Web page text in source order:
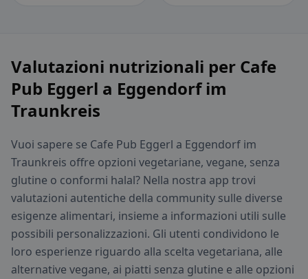
Valutazioni nutrizionali per Cafe
Pub Eggerl a Eggendorf im
Traunkreis
Vuoi sapere se Cafe Pub Eggerl a Eggendorf im
Traunkreis offre opzioni vegetariane, vegane, senza
glutine o conformi halal? Nella nostra app trovi
valutazioni autentiche della community sulle diverse
esigenze alimentari, insieme a informazioni utili sulle
possibili personalizzazioni. Gli utenti condividono le
loro esperienze riguardo alla scelta vegetariana, alle
alternative vegane, ai piatti senza glutine e alle opzioni